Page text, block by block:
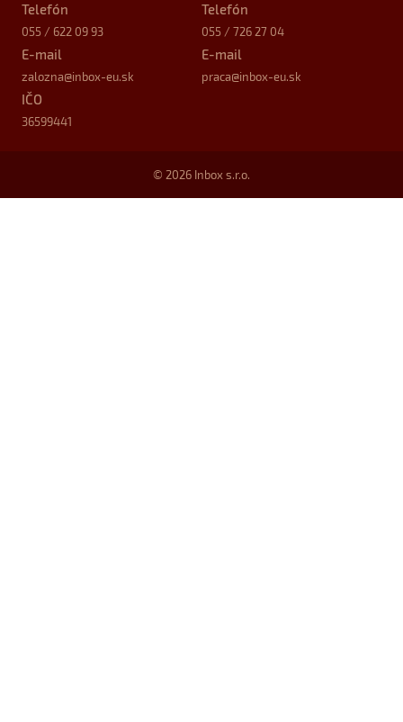
Telefón
055 / 622 09 93
E-mail
zalozna@inbox-eu.sk
IČO
36599441
Telefón
055 / 726 27 04
E-mail
praca@inbox-eu.sk
© 2026 Inbox s.r.o.